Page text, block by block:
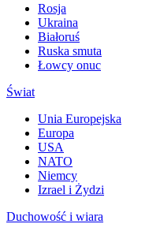
Rosja
Ukraina
Białoruś
Ruska smuta
Łowcy onuc
Świat
Unia Europejska
Europa
USA
NATO
Niemcy
Izrael i Żydzi
Duchowość i wiara